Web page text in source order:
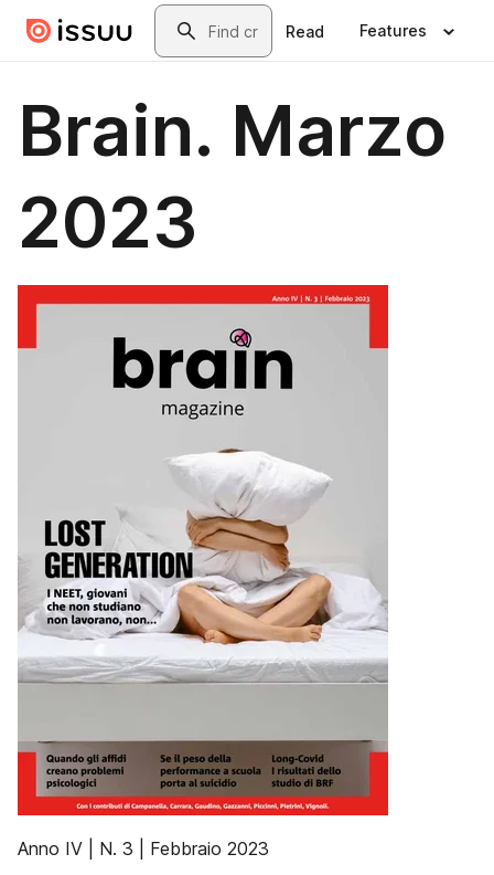
Skip to main contentSearch
Read Features
Brain. Marzo
2023
Anno IV | N. 3 | Febbraio 2023